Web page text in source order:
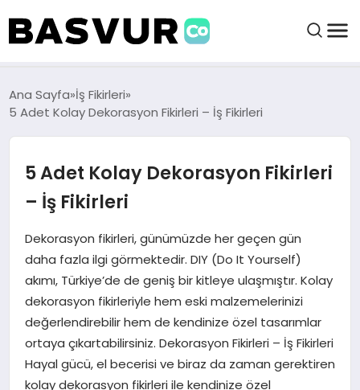
BAŞVURULAR
BAYILIKLER
İŞ FIKIRLERI
KRIPTO HABER
Ana Sayfa İş Fikirleri
5 Adet Kolay Dekorasyon Fikirleri – İş Fikirleri
5 Adet Kolay Dekorasyon Fikirleri
– İş Fikirleri
Dekorasyon fikirleri, günümüzde her geçen gün
daha fazla ilgi görmektedir. DIY (Do It Yourself)
akımı, Türkiye’de de geniş bir kitleye ulaşmıştır. Kolay
dekorasyon fikirleriyle hem eski malzemelerinizi
değerlendirebilir hem de kendinize özel tasarımlar
ortaya çıkartabilirsiniz. Dekorasyon Fikirleri – İş Fikirleri
Hayal gücü, el becerisi ve biraz da zaman gerektiren
kolay dekorasyon fikirleri ile kendinize özel